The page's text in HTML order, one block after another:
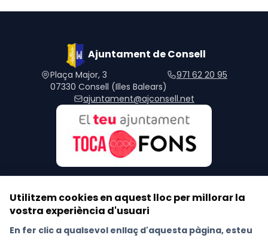
Ajuntament de Consell
Plaça Major, 3
07330 Consell (Illes Balears)
971 62 20 95
ajuntament@ajconsell.net
Utilitzem cookies en aquest lloc per millorar la
vostra experiència d'usuari
En fer clic a qualsevol enllaç d'aquesta pàgina, esteu